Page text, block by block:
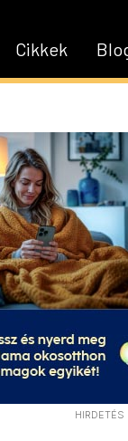
Cikkek
HIRDETÉS